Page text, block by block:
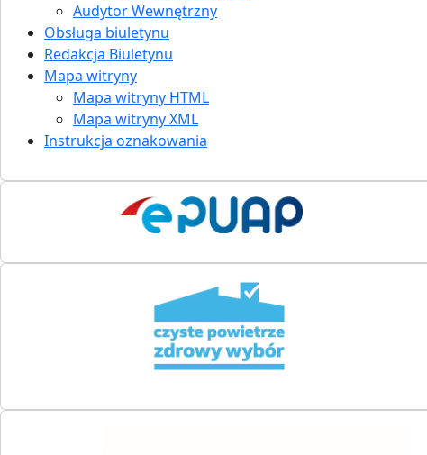
Audytor Wewnętrzny
Obsługa biuletynu
Redakcja Biuletynu
Mapa witryny
Mapa witryny HTML
Mapa witryny XML
Instrukcja oznakowania